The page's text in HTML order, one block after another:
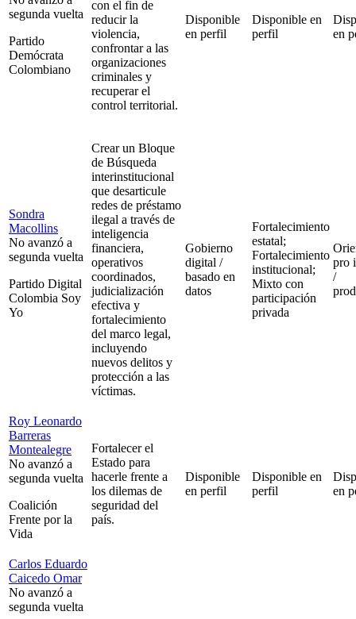
segunda vuelta
Partido
Demócrata
Colombiano
con el fin de
reducir la
violencia,
confrontar a las
organizaciones
criminales y
recuperar el
control territorial.
Disponible
en perfil
Disponible en
perfil
en
Sondra
Macollins
No avanzó a
segunda vuelta
Partido Digital
Colombia Soy
Yo
Crear un Bloque
de Búsqueda
interinstitucional
que desarticule
redes de préstamo
ilegal a través de
inteligencia
financiera,
operativos
coordinados,
judicialización
efectiva y
fortalecimiento
del marco legal,
incluyendo
nuevos delitos y
protección a las
víctimas.
Gobierno
digital /
basado en
datos
Fortalecimiento
estatal;
Fortalecimiento
institucional;
Mixto con
participación
privada
pro
/
Roy Leonardo
Barreras
Montealegre
No avanzó a
segunda vuelta
Coalición
Frente por la
Vida
Fortalecer el
Estado para
hacerle frente a
los dilemas de
seguridad del
país.
Disponible
en perfil
Disponible en
perfil
en
Carlos Eduardo
Caicedo Omar
No avanzó a
segunda vuelta